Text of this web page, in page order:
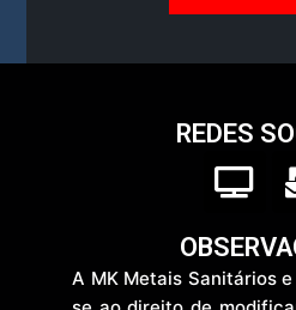
REDES
T
v
A MK Metais Sanitários